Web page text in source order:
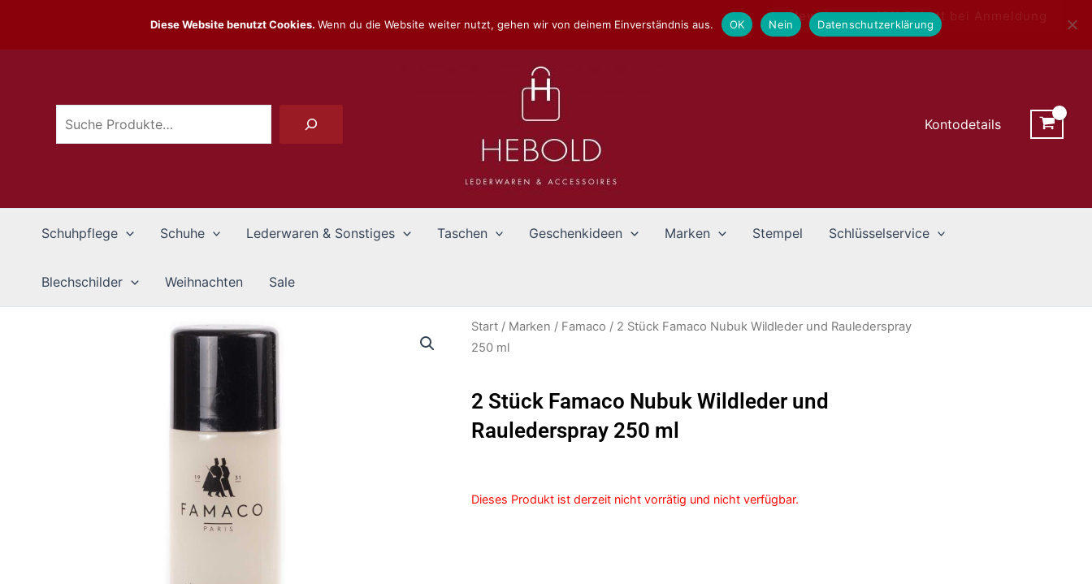
springen
Newsletter - 10% Rabatt bei Anmeldung
Suchen
Kontodetails
Schuhpflege Schuhe Lederwaren & Sonstiges Taschen Geschenkideen Marken Stempel Schlüsselservice
Blechschilder Weihnachten Sale
Start / Marken / Famaco / 2 Stück Famaco Nubuk Wildleder und Raulederspray
250 ml
2 Stück Famaco Nubuk Wildleder und
Raulederspray 250 ml
Dieses Produkt ist derzeit nicht vorrätig und nicht verfügbar.
Diese Website benutzt Cookies. Wenn du die Website weiter nutzt, gehen wir von deinem Einverständnis aus. OK Nein Datenschutzerklärung